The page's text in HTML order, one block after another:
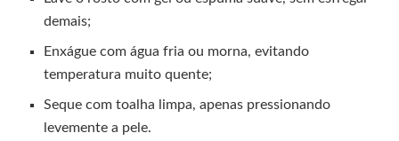
demais;
Enxágue com água fria ou morna, evitando
temperatura muito quente;
Seque com toalha limpa, apenas pressionando
levemente a pele.